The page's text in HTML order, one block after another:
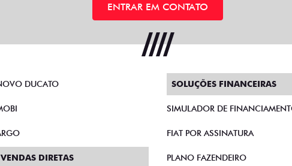
ENTRAR EM CONTATO
DUCATO
VENDAS DIRETAS
SOLUÇÕES FINANCEIRAS
SIMULADOR DE
FIAT POR ASSINATURA
PLANO FAZENDEIRO